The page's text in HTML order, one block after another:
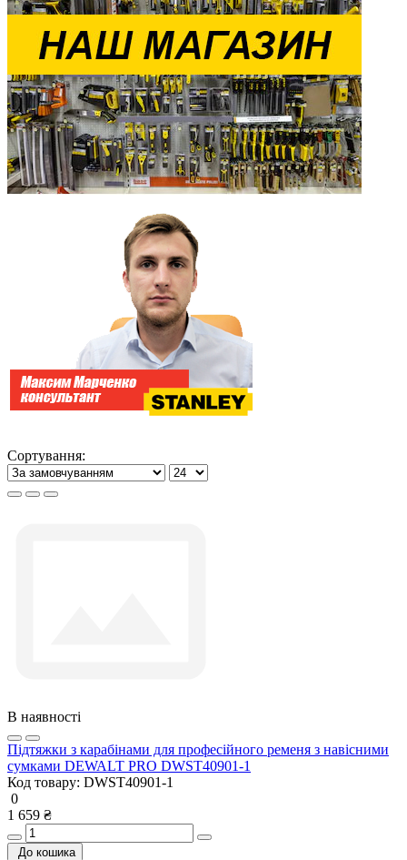
Сортування:
В наявності
Підтяжки з карабінами для професійного ременя з навісними
сумками DEWALT PRO DWST40901-1
Код товару: DWST40901-1
0
1 659 ₴
До кошика